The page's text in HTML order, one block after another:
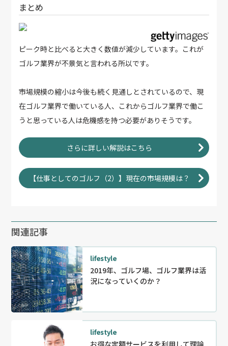
まとめ
ピーク時と比べると大きく数値が減少しています。これが
ゴルフ業界が不景気と言われる所以です。
市場規模の縮小は今後も続く見通しとされているので、現
在ゴルフ業界で働いている人、これからゴルフ業界で働こ
うと思っている人は危機感を持つ必要がありそうです。
さらに詳しい解説はこちら
【仕事としてのゴルフ（2）】現在の市場規模は？
関連記事
lifestyle
2019年、ゴルフ場、ゴルフ業界は活
況になっていくのか？
lifestyle
お得な定額サービスを利用して理論